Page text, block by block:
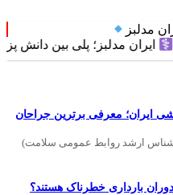
مدلبز
پلی بین دانش پزشکی و
ایران؛ معرفی برترین جراحان
ارشد روابط عمومی سلامت)
بارداری خطرناک هستند؟